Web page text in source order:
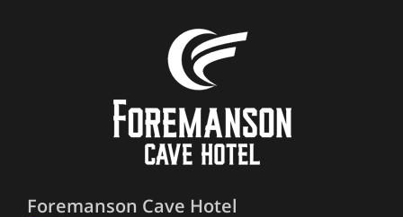
Foremanson Cave Hotel